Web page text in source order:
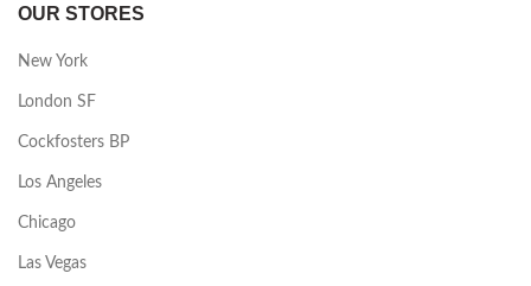
OUR STORES
New York
London SF
Cockfosters BP
Los Angeles
Chicago
Las Vegas